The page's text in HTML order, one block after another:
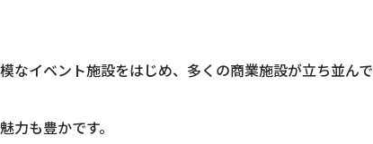
なイベント施設をはじめ、多くの商業施設が立ち並んで
力も豊かです。